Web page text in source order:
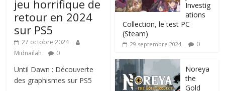
jeu horrifique de
retour en 2024
sur PS5
27 octobre 2024
Midnailah
0
Until Dawn : Découverte
des graphismes sur PS5
Investig
ations
Collection, le test PC
(Steam)
29 septembre 2024 0
Noreya
the
Gold